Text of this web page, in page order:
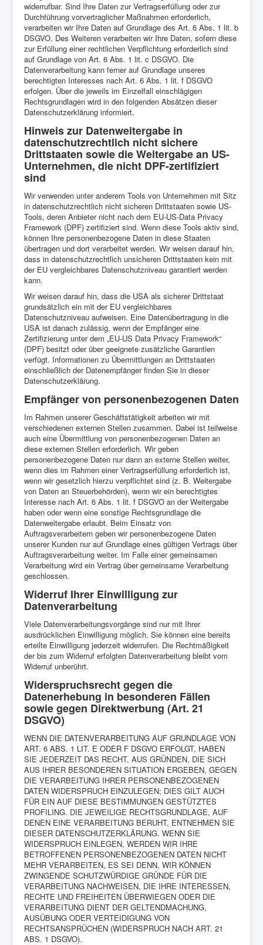
widerrufbar. Sind Ihre Daten zur Vertragserfüllung oder zur
Durchführung vorvertraglicher Maßnahmen erforderlich,
verarbeiten wir Ihre Daten auf Grundlage des Art. 6 Abs. 1 lit. b
DSGVO. Des Weiteren verarbeiten wir Ihre Daten, sofern diese
zur Erfüllung einer rechtlichen Verpflichtung erforderlich sind
auf Grundlage von Art. 6 Abs. 1 lit. c DSGVO. Die
Datenverarbeitung kann ferner auf Grundlage unseres
berechtigten Interesses nach Art. 6 Abs. 1 lit. f DSGVO
erfolgen. Über die jeweils im Einzelfall einschlägigen
Rechtsgrundlagen wird in den folgenden Absätzen dieser
Datenschutzerklärung informiert.
Hinweis zur Datenweitergabe in
datenschutzrechtlich nicht sichere
Drittstaaten sowie die Weitergabe an US-
Unternehmen, die nicht DPF-zertifiziert
sind
Wir verwenden unter anderem Tools von Unternehmen mit Sitz
in datenschutzrechtlich nicht sicheren Drittstaaten sowie US-
Tools, deren Anbieter nicht nach dem EU-US-Data Privacy
Framework (DPF) zertifiziert sind. Wenn diese Tools aktiv sind,
können Ihre personenbezogene Daten in diese Staaten
übertragen und dort verarbeitet werden. Wir weisen darauf hin,
dass in datenschutzrechtlich unsicheren Drittstaaten kein mit
der EU vergleichbares Datenschutzniveau garantiert werden
kann.
Wir weisen darauf hin, dass die USA als sicherer Drittstaat
grundsätzlich ein mit der EU vergleichbares
Datenschutzniveau aufweisen. Eine Datenübertragung in die
USA ist danach zulässig, wenn der Empfänger eine
Zertifizierung unter dem „EU-US Data Privacy Framework“
(DPF) besitzt oder über geeignete zusätzliche Garantien
verfügt. Informationen zu Übermittlungen an Drittstaaten
einschließlich der Datenempfänger finden Sie in dieser
Datenschutzerklärung.
Empfänger von personenbezogenen Daten
Im Rahmen unserer Geschäftstätigkeit arbeiten wir mit
verschiedenen externen Stellen zusammen. Dabei ist teilweise
auch eine Übermittlung von personenbezogenen Daten an
diese externen Stellen erforderlich. Wir geben
personenbezogene Daten nur dann an externe Stellen weiter,
wenn dies im Rahmen einer Vertragserfüllung erforderlich ist,
wenn wir gesetzlich hierzu verpflichtet sind (z. B. Weitergabe
von Daten an Steuerbehörden), wenn wir ein berechtigtes
Interesse nach Art. 6 Abs. 1 lit. f DSGVO an der Weitergabe
haben oder wenn eine sonstige Rechtsgrundlage die
Datenweitergabe erlaubt. Beim Einsatz von
Auftragsverarbeitern geben wir personenbezogene Daten
unserer Kunden nur auf Grundlage eines gültigen Vertrags über
Auftragsverarbeitung weiter. Im Falle einer gemeinsamen
Verarbeitung wird ein Vertrag über gemeinsame Verarbeitung
geschlossen.
Widerruf Ihrer Einwilligung zur
Datenverarbeitung
Viele Datenverarbeitungsvorgänge sind nur mit Ihrer
ausdrücklichen Einwilligung möglich. Sie können eine bereits
erteilte Einwilligung jederzeit widerrufen. Die Rechtmäßigkeit
der bis zum Widerruf erfolgten Datenverarbeitung bleibt vom
Widerruf unberührt.
Widerspruchsrecht gegen die
Datenerhebung in besonderen Fällen
sowie gegen Direktwerbung (Art. 21
DSGVO)
WENN DIE DATENVERARBEITUNG AUF GRUNDLAGE VON
ART. 6 ABS. 1 LIT. E ODER F DSGVO ERFOLGT, HABEN
SIE JEDERZEIT DAS RECHT, AUS GRÜNDEN, DIE SICH
AUS IHRER BESONDEREN SITUATION ERGEBEN, GEGEN
DIE VERARBEITUNG IHRER PERSONENBEZOGENEN
DATEN WIDERSPRUCH EINZULEGEN; DIES GILT AUCH
FÜR EIN AUF DIESE BESTIMMUNGEN GESTÜTZTES
PROFILING. DIE JEWEILIGE RECHTSGRUNDLAGE, AUF
DENEN EINE VERARBEITUNG BERUHT, ENTNEHMEN SIE
DIESER DATENSCHUTZERKLÄRUNG. WENN SIE
WIDERSPRUCH EINLEGEN, WERDEN WIR IHRE
BETROFFENEN PERSONENBEZOGENEN DATEN NICHT
MEHR VERARBEITEN, ES SEI DENN, WIR KÖNNEN
ZWINGENDE SCHUTZWÜRDIGE GRÜNDE FÜR DIE
VERARBEITUNG NACHWEISEN, DIE IHRE INTERESSEN,
RECHTE UND FREIHEITEN ÜBERWIEGEN ODER DIE
VERARBEITUNG DIENT DER GELTENDMACHUNG,
AUSÜBUNG ODER VERTEIDIGUNG VON
RECHTSANSPRÜCHEN (WIDERSPRUCH NACH ART. 21
ABS. 1 DSGVO).